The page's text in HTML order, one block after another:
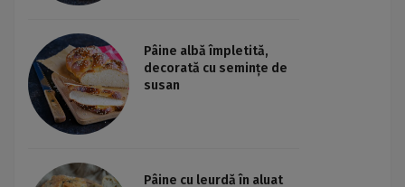
Pâine albă împletită,
decorată cu semințe de
susan
Pâine cu leurdă în aluat